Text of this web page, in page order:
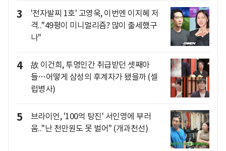
3
'전자발찌 1호' 고영욱, 이번엔 이지혜 저
격.."49평이 미니멀리즘? 많이 출세했구
나"
4
故 이건희, 투명인간 취급받던 셋째아
들…어떻게 삼성의 후계자가 됐을까 (셀
럽병사)
5
브라이언, '100억 탕진' 서인영에 부러
움.."난 천만원도 못 벌어" (개과천선)